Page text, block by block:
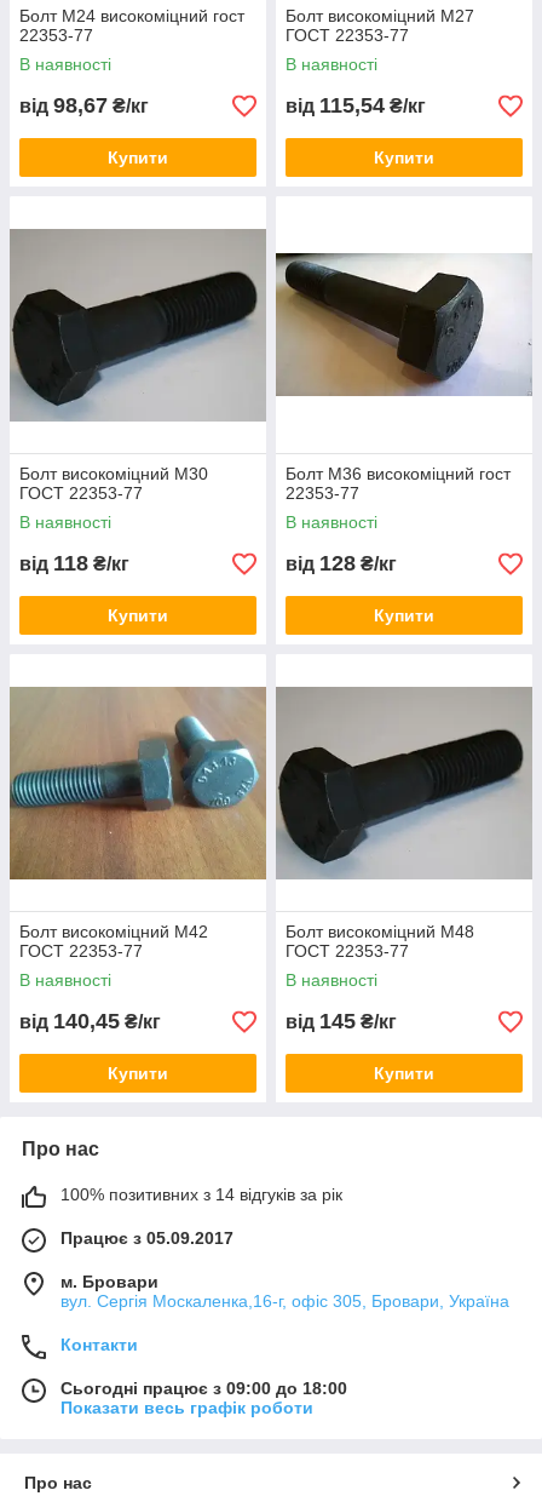
Болт М24 високоміцний гост
22353-77
В наявності
від 98,67 ₴/кг
Купити
Болт високоміцний М27
ГОСТ 22353-77
В наявності
від 115,54 ₴/кг
Купити
Болт високоміцний М30
ГОСТ 22353-77
В наявності
від 118 ₴/кг
Купити
Болт М36 високоміцний гост
22353-77
В наявності
від 128 ₴/кг
Купити
Болт високоміцний М42
ГОСТ 22353-77
В наявності
від 140,45 ₴/кг
Купити
Болт високоміцний М48
ГОСТ 22353-77
В наявності
від 145 ₴/кг
Купити
Про нас
100% позитивних з 14 відгуків за рік
Працює з 05.09.2017
м. Бровари
вул. Сергія Москаленка,16-г, офіс 305, Бровари, Україна
Контакти
Сьогодні працює з 09:00 до 18:00
Показати весь графік роботи
Про нас